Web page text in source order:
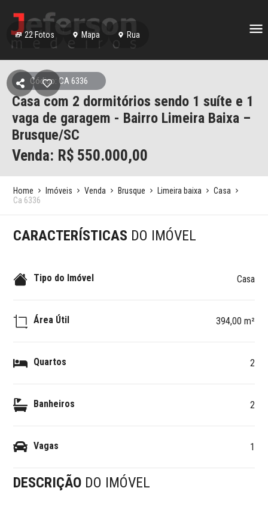
22 Fotos Mapa Rua
Código: CA 6336
Casa com 2 dormitórios sendo 1 suíte e 1
vaga de garagem - Bairro Limeira Baixa –
Brusque/SC
Venda: R$ 550.000,00
Home Imóveis Venda Brusque Limeira baixa
Casa
Ca 6336
CARACTERÍSTICAS DO IMÓVEL
Tipo do Imóvel Casa
Área Útil 394,00 m²
Quartos 2
Banheiros 2
Vagas 1
DESCRIÇÃO DO IMÓVEL